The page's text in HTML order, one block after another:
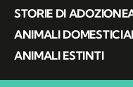
STORIE DI ADOZIONE
ANIMALI DOMESTICI
ANIMALI ESTINTI